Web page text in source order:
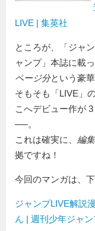
LIVE | 集英社
ところが、「ジャ
ャンプ」本誌に載
ページ分という豪
そもそも「LIVE」
こへデビュー作が
──。
これは確実に、 編
拠ですね！
今回のマンガは、
ジャンプLIVE解説
ん | 週刊少年ジャ